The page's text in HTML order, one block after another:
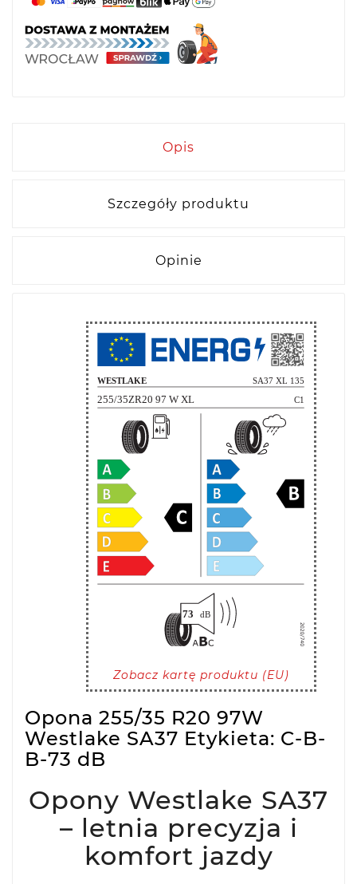
Opis
Szczegóły produktu
Opinie
Zobacz kartę produktu (EU)
Opona 255/35 R20 97W
Westlake SA37 Etykieta: C-B-
B-73 dB
Opony Westlake SA37
– letnia precyzja i
komfort jazdy